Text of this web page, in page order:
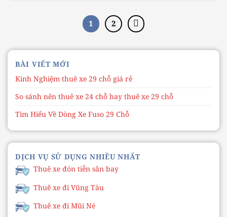
BÀI VIẾT MỚI
Kinh Nghiệm thuê xe 29 chỗ giá rẻ
So sánh nên thuê xe 24 chỗ hay thuê xe 29 chỗ
Tìm Hiểu Về Dòng Xe Fuso 29 Chỗ
DỊCH VỤ SỬ DỤNG NHIỀU NHẤT
Thuê xe đón tiễn sân bay
Thuê xe đi Vũng Tàu
Thuê xe đi Mũi Né
1 2